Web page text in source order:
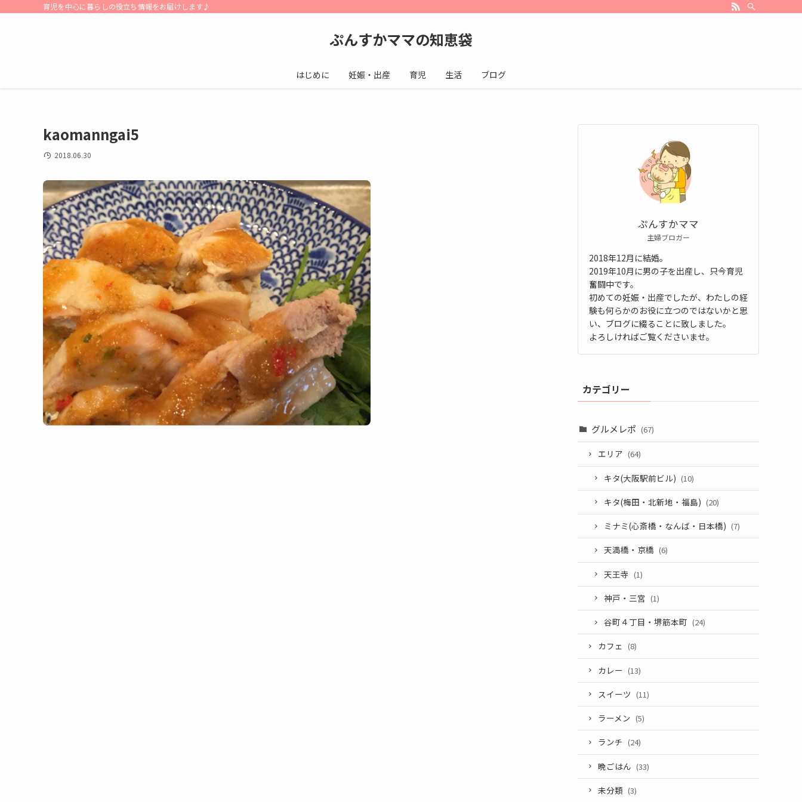
育児を中心に暮らしの役立ち情報をお届けします♪
ぷんすかママの知恵袋
はじめに 妊娠・出産 育児 生活 ブログ
kaomanngai5
2018.06.30
ぷんすかママ
主婦ブロガー
2018年12月に結婚。
2019年10月に男の子を出産し、只今育児
奮闘中です。
初めての妊娠・出産でしたが、わたしの経
験も何らかのお役に立つのではないかと思
い、ブログに綴ることに致しました。
よろしければご覧くださいませ。
カテゴリー
グルメレポ (67)
エリア (64)
キタ(大阪駅前ビル) (10)
キタ(梅田・北新地・福島) (20)
ミナミ(心斎橋・なんば・日本橋) (7)
天満橋・京橋 (6)
天王寺 (1)
神戸・三宮 (1)
谷町４丁目・堺筋本町 (24)
カフェ (8)
カレー (13)
スイーツ (11)
ラーメン (5)
ランチ (24)
晩ごはん (33)
未分類 (3)